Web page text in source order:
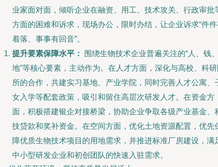
业家面对面，倾听企业在融资、用工、技术攻关、行政审批
方面的困难和诉求，现场办公，限时办结，让企业诉求“件
着落、事事有回音”。
提升要素保障水平：
围绕生物技术企业普遍关注的“人、钱
地”等核心要素，主动作为。在人才方面，深化与高校、科
所的合作，共建实习基地、产业学院，同时完善人才公寓、
女入学等配套政策，吸引和留住高层次研发人才。在资金方
面，积极搭建银企对接桥梁，协助企业争取各级产业基金、
技贷款和奖补资金。在空间方面，优化土地资源配置，优先
障优质生物技术项目的用地需求，并推进标准厂房建设，满
中小型研发企业和初创团队的快速入驻需求。